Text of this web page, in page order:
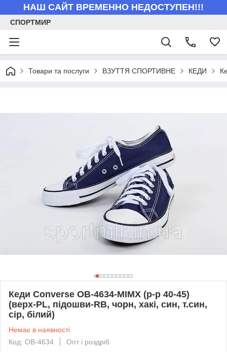
НАШ САЙТ ВРЕМЕННО НЕДОСТУПЕН!!!
СПОРТМИР
Товари та послуги ВЗУТТЯ СПОРТИВНЕ КЕДИ
Кеди Converse OB-4634-MIMX (р-р 40-45)
(верх-PL, підошви-RB, чорн, хакі, син, т.син,
сір, білий)
Немає в наявності
Код: OB-4634
Опт і роздріб